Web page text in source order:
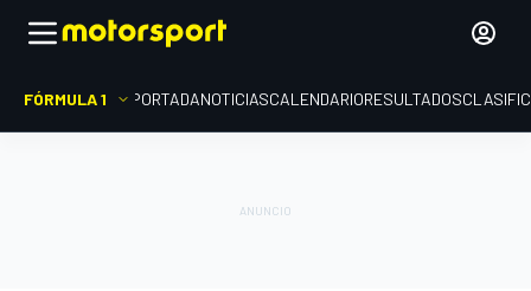
FÓRMULA 1 PORTADANOTICIASCALENDARIORESULTADOS